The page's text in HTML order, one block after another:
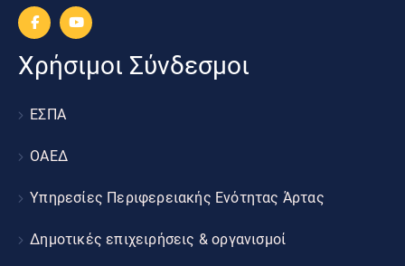
Χρήσιμοι Σύνδεσμοι
ΕΣΠΑ
ΟΑΕΔ
Υπηρεσίες Περιφερειακής Ενότητας Άρτας
Δημοτικές επιχειρήσεις & οργανισμοί